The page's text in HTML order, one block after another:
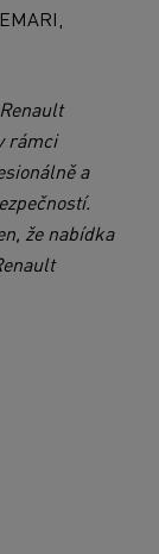
rámci
a
že nabídka